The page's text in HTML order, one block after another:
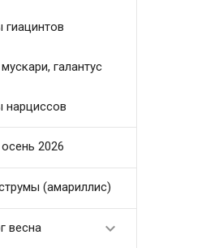
галантус
нарциссов
2026
(амариллис)
весна 